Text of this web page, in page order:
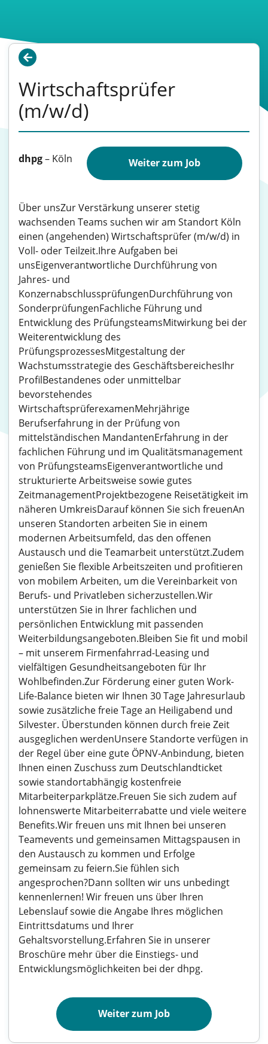
Wirtschaftsprüfer
(m/w/d)
dhpg– Köln Weiter zum Job
Über unsZur Verstärkung unserer stetig
wachsenden Teams suchen wir am Standort Köln
einen (angehenden) Wirtschaftsprüfer (m/w/d) in
Voll- oder Teilzeit.Ihre Aufgaben bei
unsEigenverantwortliche Durchführung von
Jahres- und
KonzernabschlussprüfungenDurchführung von
SonderprüfungenFachliche Führung und
Entwicklung des PrüfungsteamsMitwirkung bei der
Weiterentwicklung des
PrüfungsprozessesMitgestaltung der
Wachstumsstrategie des GeschäftsbereichesIhr
ProfilBestandenes oder unmittelbar
bevorstehendes
WirtschaftsprüferexamenMehrjährige
Berufserfahrung in der Prüfung von
mittelständischen MandantenErfahrung in der
fachlichen Führung und im Qualitätsmanagement
von PrüfungsteamsEigenverantwortliche und
strukturierte Arbeitsweise sowie gutes
ZeitmanagementProjektbezogene Reisetätigkeit im
näheren UmkreisDarauf können Sie sich freuenAn
unseren Standorten arbeiten Sie in einem
modernen Arbeitsumfeld, das den offenen
Austausch und die Teamarbeit unterstützt.Zudem
genießen Sie flexible Arbeitszeiten und profitieren
von mobilem Arbeiten, um die Vereinbarkeit von
Berufs- und Privatleben sicherzustellen.Wir
unterstützen Sie in Ihrer fachlichen und
persönlichen Entwicklung mit passenden
Weiterbildungsangeboten.Bleiben Sie fit und mobil
– mit unserem Firmenfahrrad-Leasing und
vielfältigen Gesundheitsangeboten für Ihr
Wohlbefinden.Zur Förderung einer guten Work-
Life-Balance bieten wir Ihnen 30 Tage Jahresurlaub
sowie zusätzliche freie Tage an Heiligabend und
Silvester. Überstunden können durch freie Zeit
ausgeglichen werdenUnsere Standorte verfügen in
der Regel über eine gute ÖPNV-Anbindung, bieten
Ihnen einen Zuschuss zum Deutschlandticket
sowie standortabhängig kostenfreie
Mitarbeiterparkplätze.Freuen Sie sich zudem auf
lohnenswerte Mitarbeiterrabatte und viele weitere
Benefits.Wir freuen uns mit Ihnen bei unseren
Teamevents und gemeinsamen Mittagspausen in
den Austausch zu kommen und Erfolge
gemeinsam zu feiern.Sie fühlen sich
angesprochen?Dann sollten wir uns unbedingt
kennenlernen! Wir freuen uns über Ihren
Lebenslauf sowie die Angabe Ihres möglichen
Eintrittsdatums und Ihrer
Gehaltsvorstellung.Erfahren Sie in unserer
Broschüre mehr über die Einstiegs- und
Entwicklungsmöglichkeiten bei der dhpg.
Weiter zum Job